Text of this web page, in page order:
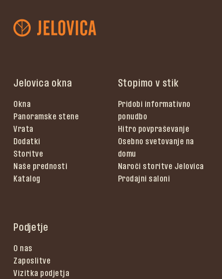
Jelovica okna
Okna
Panoramske stene
Vrata
Dodatki
Storitve
Naše prednosti
Katalog
Stopimo v stik
Pridobi informativno
ponudbo
Hitro povpraševanje
Osebno svetovanje na
domu
Naroči storitve Jelovica
Prodajni saloni
Podjetje
O nas
Zaposlitve
Vizitka podjetja